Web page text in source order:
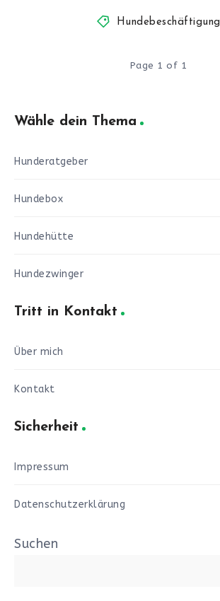
Hundebeschäftigung
Page 1 of 1
Wähle dein Thema
Hunderatgeber
Hundebox
Hundehütte
Hundezwinger
Tritt in Kontakt
Über mich
Kontakt
Sicherheit
Impressum
Datenschutzerklärung
Suchen